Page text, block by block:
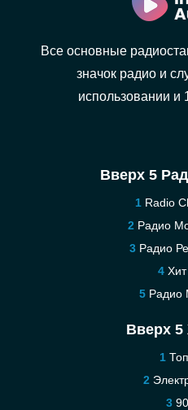
Все основные
значок радио и
использовании и
Вверх 5
Radio
Радио
Радио
Вверх